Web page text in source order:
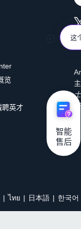
览
聘英才
ไทย 日本語 한국어
这
智能
售后